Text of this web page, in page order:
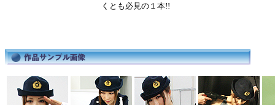
くとも必見の１本!!